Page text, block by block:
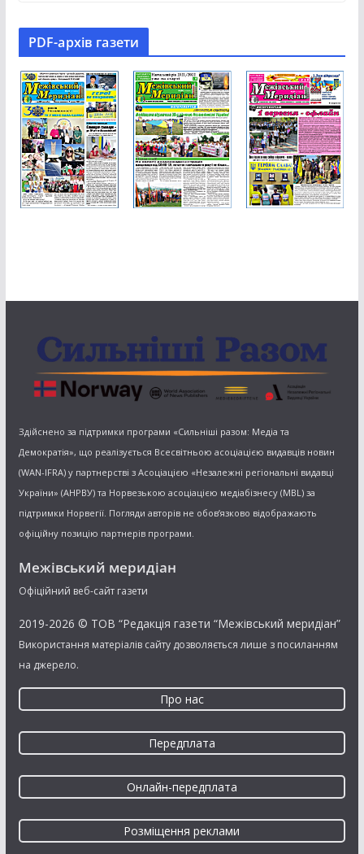
PDF-aрхів газети
Здійснено за підтримки програми «Сильніші разом: Медіа та
Демократія», що реалізується Всесвітньою асоціацією видавців новин
(WAN-IFRA) у партнерстві з Асоціацією «Незалежні регіональні видавці
України» (АНРВУ) та Норвезькою асоціацією медіабізнесу (MBL) за
підтримки Норвегії. Погляди авторів не обов’язково відображають
офіційну позицію партнерів програми.
Межівський меридіан
Офіційний веб-сайт газети
2019-2026 © ТОВ “Редакція газети “Межівський меридіан”
Використання матеріалів сайту дозволяється лише з посиланням
на джерело.
Про нас
Передплата
Онлайн-передплата
Розміщення реклами